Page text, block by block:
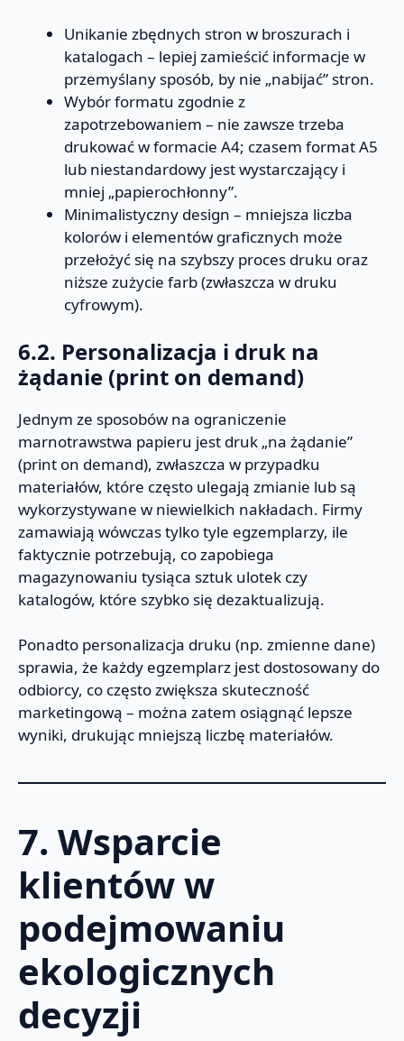
Unikanie zbędnych stron w broszurach i
katalogach – lepiej zamieścić informacje w
przemyślany sposób, by nie „nabijać” stron.
Wybór formatu zgodnie z
zapotrzebowaniem – nie zawsze trzeba
drukować w formacie A4; czasem format A5
lub niestandardowy jest wystarczający i
mniej „papierochłonny”.
Minimalistyczny design – mniejsza liczba
kolorów i elementów graficznych może
przełożyć się na szybszy proces druku oraz
niższe zużycie farb (zwłaszcza w druku
cyfrowym).
6.2. Personalizacja i druk na
żądanie (print on demand)
Jednym ze sposobów na ograniczenie
marnotrawstwa papieru jest druk „na żądanie”
(print on demand), zwłaszcza w przypadku
materiałów, które często ulegają zmianie lub są
wykorzystywane w niewielkich nakładach. Firmy
zamawiają wówczas tylko tyle egzemplarzy, ile
faktycznie potrzebują, co zapobiega
magazynowaniu tysiąca sztuk ulotek czy
katalogów, które szybko się dezaktualizują.
Ponadto personalizacja druku (np. zmienne dane)
sprawia, że każdy egzemplarz jest dostosowany do
odbiorcy, co często zwiększa skuteczność
marketingową – można zatem osiągnąć lepsze
wyniki, drukując mniejszą liczbę materiałów.
7. Wsparcie
klientów w
podejmowaniu
ekologicznych
decyzji